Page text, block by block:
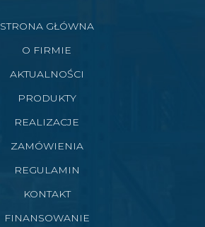
STRONA GŁÓWNA
O FIRMIE
AKTUALNOŚCI
PRODUKTY
REALIZACJE
ZAMÓWIENIA
REGULAMIN
KONTAKT
FINANSOWANIE